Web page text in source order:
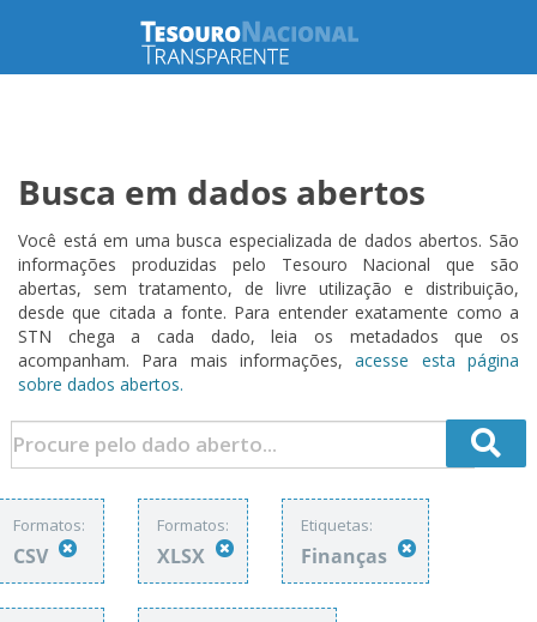
Busca em dados abertos
Você está em uma busca especializada de dados abertos. São
informações produzidas pelo Tesouro Nacional que são
abertas, sem tratamento, de livre utilização e distribuição,
desde que citada a fonte. Para entender exatamente como a
STN chega a cada dado, leia os metadados que os
acompanham. Para mais informações,acesse esta página
sobre dados abertos.
Formatos:
CSV
Formatos:
XLSX
Etiquetas:
Finanças